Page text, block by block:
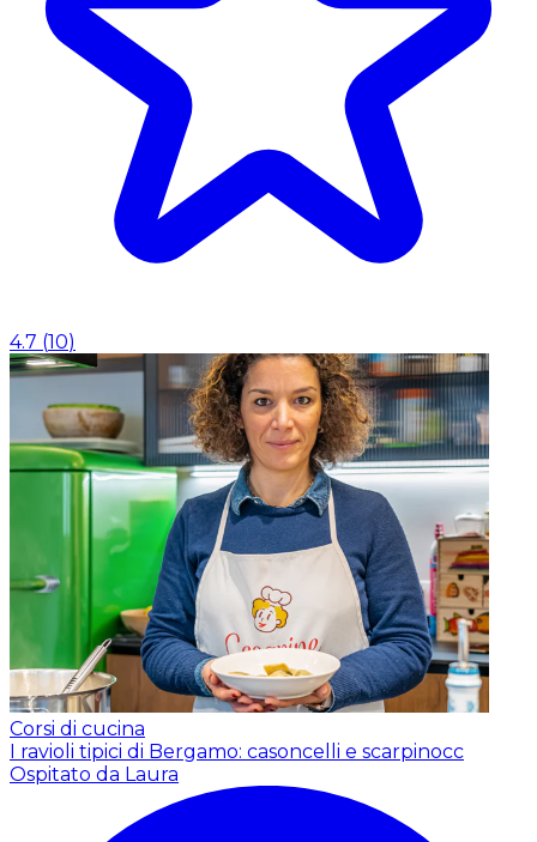
4.7 (10)
Corsi di cucina
I ravioli tipici di Bergamo: casoncelli e scarpinocc
Ospitato da Laura